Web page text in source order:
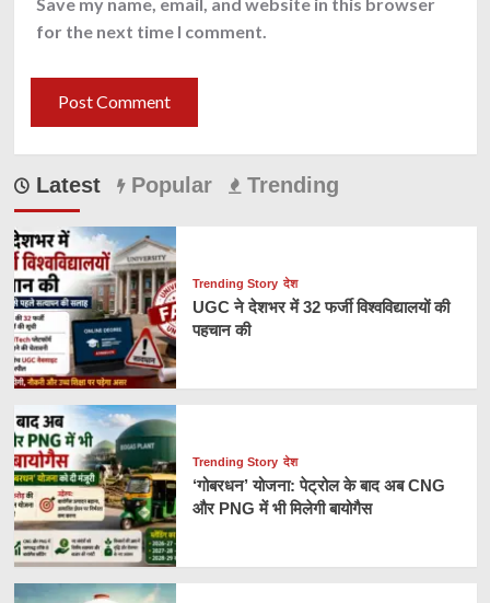
for the next time I comment.
Latest Popular Trending
Trending Story देश
UGC ने देशभर में 32 फर्जी विश्वविद्यालयों की
पहचान की
Trending Story देश
‘गोबरधन’ योजना: पेट्रोल के बाद अब CNG
और PNG में भी मिलेगी बायोगैस